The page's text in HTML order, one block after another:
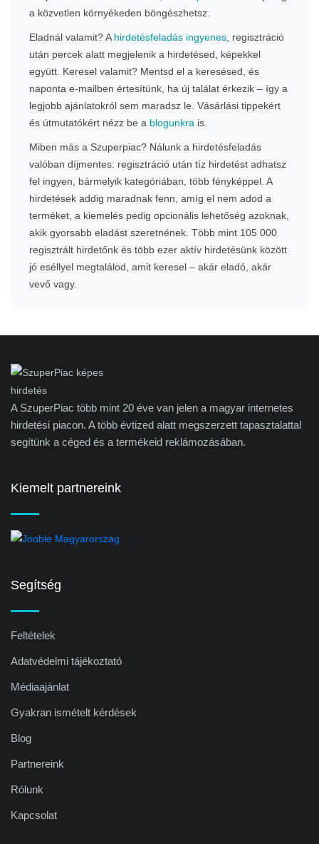
a közvetlen környékeden böngészhetsz.
Eladnál valamit? A hirdetésfeladás ingyenes , regisztráció
után percek alatt megjelenik a hirdetésed, képekkel
együtt. Keresel valamit? Mentsd el a keresésed, és
naponta e-mailben értesítünk, ha új találat érkezik – így a
legjobb ajánlatokról sem maradsz le. Vásárlási tippekért
és útmutatókért nézz be a blogunkra is.
Miben más a Szuperpiac? Nálunk a hirdetésfeladás
valóban díjmentes: regisztráció után tíz hirdetést adhatsz
fel ingyen, bármelyik kategóriában, több fényképpel. A
hirdetések addig maradnak fenn, amíg el nem adod a
terméket, a kiemelés pedig opcionális lehetőség azoknak,
akik gyorsabb eladást szeretnének. Több mint 105 000
regisztrált hirdetőnk és több ezer aktív hirdetésünk között
jó eséllyel megtalálod, amit keresel – akár eladó, akár
vevő vagy.
A SzuperPiac több mint 20 éve van jelen a magyar internetes
hirdetési piacon. A több évtized alatt megszerzett tapasztalattal
segítünk a céged és a termékeid reklámozásában.
Kiemelt partnereink
Segítség
Feltételek
Adatvédelmi tájékoztató
Médiaajánlat
Gyakran ismételt kérdések
Blog
Partnereink
Rólunk
Kapcsolat